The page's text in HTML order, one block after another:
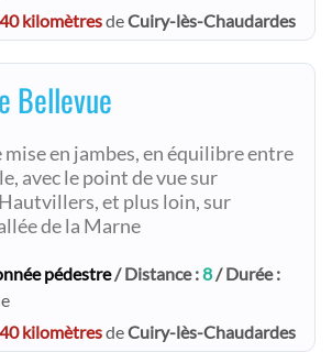
kilomètresdeCuiry-lès-Chaudardes
Bellevue
mise en jambes, en équilibre entre
avec le point de vue sur
et plus loin, sur
de la Marne
pédestre/ Distance :8/ Durée :
kilomètresdeCuiry-lès-Chaudardes